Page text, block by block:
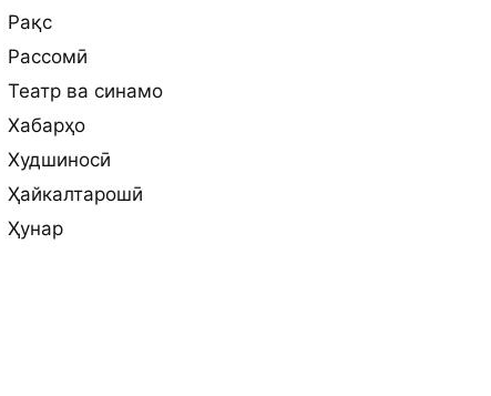
Рақс
Рассомӣ
Театр ва синамо
Хабарҳо
Худшиносӣ
Ҳайкалтарошӣ
Ҳунар